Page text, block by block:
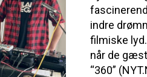
indre
filmiske
når de
“360”